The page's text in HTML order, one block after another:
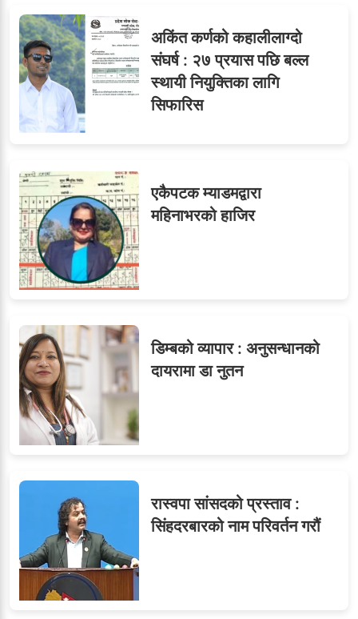
६सहसचिवमा प्रथम भएका
विजयकुमार शर्माको लोकसेवा
टिप्स
७
८ जुनियरलाई दोहोरो जिम्मेवारी,
मन्त्रालयभित्र असन्तुष्टि
९ओएनएमका नाममा अत्याचार :
सब–इन्जिनियरहरुको गम्भीर
ध्यानाकर्षण
अकिंत कर्णको कहालीलाग्दो
संघर्ष : २७ प्रयास पछि बल्ल
स्थायी नियुक्तिका लागि
सिफारिस
एकैपटक म्याडमद्वारा
महिनाभरको हाजिर
डिम्बको व्यापार : अनुसन्धानको
दायरामा डा नुतन
रास्वपा सांसदको प्रस्ताव :
सिंहदरबारको नाम परिवर्तन गरौं